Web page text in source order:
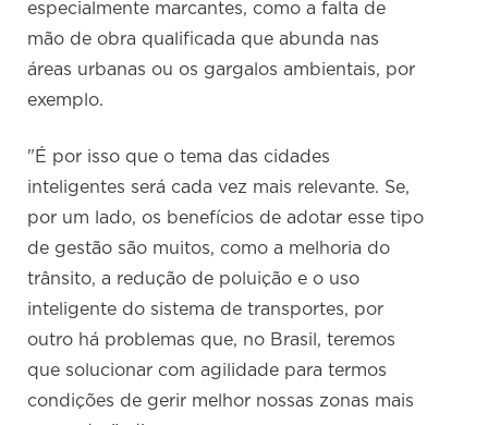
especialmente marcantes, como a falta de
mão de obra qualificada que abunda nas
áreas urbanas ou os gargalos ambientais, por
exemplo.
"É por isso que o tema das cidades
inteligentes será cada vez mais relevante. Se,
por um lado, os benefícios de adotar esse tipo
de gestão são muitos, como a melhoria do
trânsito, a redução de poluição e o uso
inteligente do sistema de transportes, por
outro há problemas que, no Brasil, teremos
que solucionar com agilidade para termos
condições de gerir melhor nossas zonas mais